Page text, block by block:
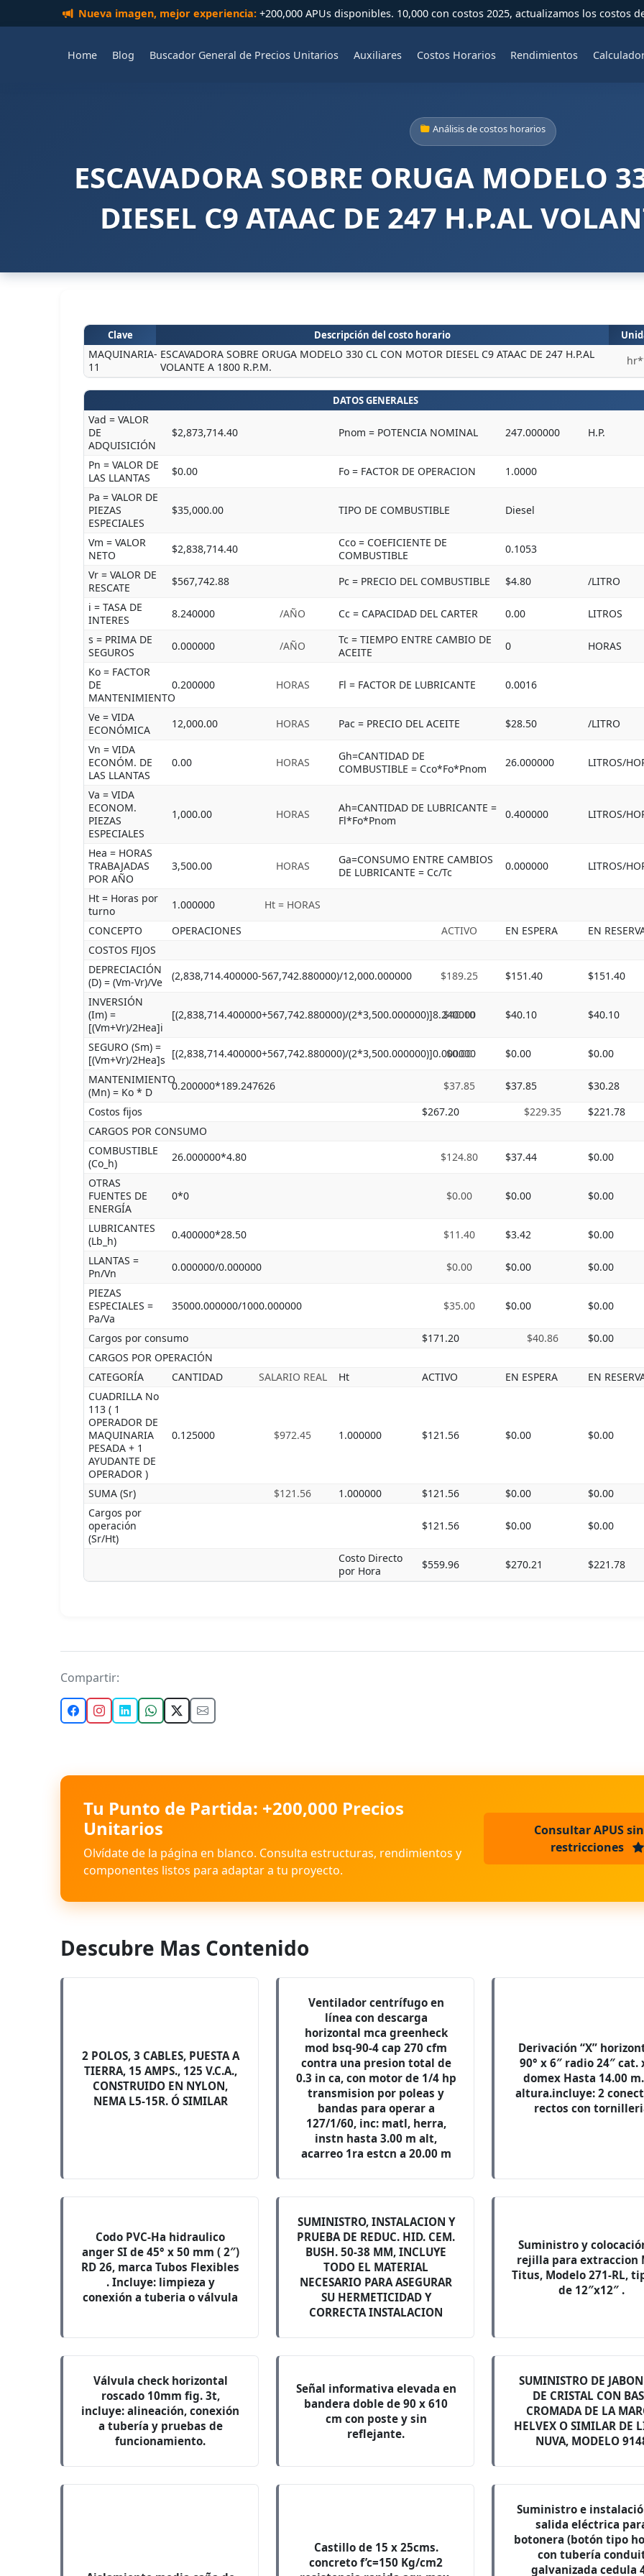
Nueva imagen, mejor experiencia:+200,000 APUs disponibles. 10,000 con costos 2025, actualizamos los costos
Home Blog Buscador General de Precios Unitarios Auxiliares Costos Horarios Rendimientos
Análisis de costos horarios
ESCAVADORA SOBRE ORUGA MODELO
DIESEL C9 ATAAC DE 247 H.P.AL
Clave Descripción del costo horario
MAQUINARIA-
11
ESCAVADORA SOBRE ORUGA MODELO 330 CL CON MOTOR DIESEL C9 ATAAC DE 247 H.P.AL
VOLANTE A 1800 R.P.M.
DATOS GENERALES
Vad = VALOR
DE
ADQUISICIÓN
$2,873,714.40 Pnom = POTENCIA NOMINAL 247.000000 H.P.
Pn = VALOR DE
LAS LLANTAS
$0.00 Fo = FACTOR DE OPERACION
1.0000
Pa = VALOR DE
PIEZAS
ESPECIALES
$35,000.00 TIPO DE COMBUSTIBLE Diesel
Vm = VALOR
NETO
$2,838,714.40
Cco = COEFICIENTE DE
COMBUSTIBLE
0.1053
Vr = VALOR DE
RESCATE
$567,742.88 Pc = PRECIO DEL COMBUSTIBLE $4.80
/LITRO
i = TASA DE
INTERES
8.240000 /AÑO Cc = CAPACIDAD DEL CARTER 0.00
LITROS
s = PRIMA DE
SEGUROS
0.000000 /AÑO
Tc = TIEMPO ENTRE CAMBIO DE
ACEITE
0
HORAS
Ko = FACTOR
DE
MANTENIMIENTO
0.200000 HORAS Fl = FACTOR DE LUBRICANTE 0.0016
Ve = VIDA
ECONÓMICA
12,000.00 HORAS Pac = PRECIO DEL ACEITE $28.50
/LITRO
Vn = VIDA
ECONÓM. DE
LAS LLANTAS
0.00 HORAS
Gh=CANTIDAD DE
COMBUSTIBLE = Cco*Fo*Pnom
26.000000 LITROS/
Va = VIDA
ECONOM.
PIEZAS
ESPECIALES
1,000.00 HORAS
Ah=CANTIDAD DE LUBRICANTE =
Fl*Fo*Pnom
0.400000 LITROS/
Hea = HORAS
TRABAJADAS
POR AÑO
3,500.00 HORAS
Ga=CONSUMO ENTRE CAMBIOS
DE LUBRICANTE = Cc/Tc
0.000000 LITROS/
Ht = Horas por
turno
1.000000
Ht = HORAS
CONCEPTO
OPERACIONES ACTIVO EN ESPERA
EN
COSTOS FIJOS
DEPRECIACIÓN
(D) = (Vm-Vr)/Ve
(2,838,714.400000-567,742.880000)/12,000.000000 $189.25 $151.40
$151.40
INVERSIÓN
(Im) =
[(Vm+Vr)/2Hea]i
[(2,838,714.400000+567,742.880000)/(2*3,500.000000)]8.240000
$40.10 $40.10 $40.10
SEGURO (Sm) =
[(Vm+Vr)/2Hea]s [(2,838,714.400000+567,742.880000)/(2*3,500.000000)]0.000000
$0.00 $0.00
$0.00
MANTENIMIENTO
(Mn) = Ko * D
0.200000*189.247626 $37.85 $37.85
$30.28
Costos fijos
$267.20 $229.35
$221.78
CARGOS POR CONSUMO
COMBUSTIBLE
(Co_h)
26.000000*4.80 $124.80 $37.44
$0.00
OTRAS
FUENTES DE
ENERGÍA
0*0 $0.00 $0.00 $0.00
LUBRICANTES
(Lb_h)
0.400000*28.50 $11.40 $3.42
$0.00
LLANTAS =
Pn/Vn
0.000000/0.000000 $0.00 $0.00
$0.00
PIEZAS
ESPECIALES =
Pa/Va
35000.000000/1000.000000 $35.00 $0.00 $0.00
Cargos por consumo $171.20 $40.86
$0.00
CARGOS POR OPERACIÓN
CATEGORÍA
CANTIDAD SALARIO REAL Ht ACTIVO EN ESPERA
EN
CUADRILLA No
113 ( 1
OPERADOR DE
MAQUINARIA
PESADA + 1
AYUDANTE DE
OPERADOR )
0.125000 $972.45 1.000000 $121.56 $0.00 $0.00
SUMA (Sr) $121.56 1.000000 $121.56 $0.00
$0.00
Cargos por
operación
(Sr/Ht)
$121.56 $0.00 $0.00
Costo Directo
por Hora
$559.96 $270.21 $221.78
Compartir:
Tu Punto de Partida: +200,000 Precios
Unitarios
Olvídate de la página en blanco. Consulta estructuras, rendimientos y
componentes listos para adaptar a tu proyecto.
Consultar APUS sin
restricciones
Descubre Mas Contenido
2 POLOS, 3 CABLES, PUESTA A
TIERRA, 15 AMPS., 125 V.C.A.,
CONSTRUIDO EN NYLON,
NEMA L5-15R. Ó SIMILAR
Ventilador centrífugo en
línea con descarga
horizontal mca greenheck
mod bsq-90-4 cap 270 cfm
contra una presion total de
0.3 in ca, con motor de 1/4 hp
transmision por poleas y
bandas para operar a
127/1/60, inc: matl, herra,
instn hasta 3.00 m alt,
acarreo 1ra estcn a 20.00 m
Derivación “X”
90° x 6″ radio 24″ cat.
domex Hasta 14.00
altura.incluye: 2
rectos con
Codo PVC-Ha hidraulico
anger SI de 45° x 50 mm ( 2″)
RD 26, marca Tubos Flexibles
. Incluye: limpieza y
conexión a tuberia o válvula
SUMINISTRO, INSTALACION Y
PRUEBA DE REDUC. HID. CEM.
BUSH. 50-38 MM, INCLUYE
TODO EL MATERIAL
NECESARIO PARA ASEGURAR
SU HERMETICIDAD Y
CORRECTA INSTALACION
Suministro y
rejilla para extraccion
Titus, Modelo 271-RL,
de 12″x12″ .
Válvula check horizontal
roscado 10mm fig. 3t,
incluye: alineación, conexión
a tubería y pruebas de
funcionamiento.
Señal informativa elevada en
bandera doble de 90 x 610
cm con poste y sin
reflejante.
SUMINISTRO DE
DE CRISTAL CON
CROMADA DE LA
HELVEX O SIMILAR DE
NUVA, MODELO
Castillo de 15 x 25cms.
concreto f’c=150 Kg/cm2
Suministro e
salida eléctrica
botonera (botón tipo
con tubería
galvanizada cedula